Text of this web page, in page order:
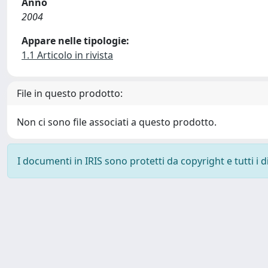
2004
Appare nelle tipologie:
1.1 Articolo in rivista
File in questo prodotto:
Non ci sono file associati a questo prodotto.
I documenti in IRIS sono protetti da copyright e tutti i